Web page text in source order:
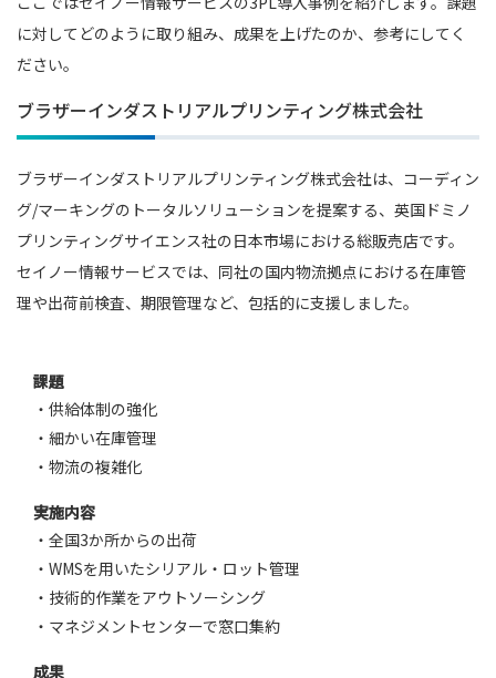
に対してどのように取り組み、成果を上げたのか、参考にしてく
ださい。
ブラザーインダストリアルプリンティング株式会社
ブラザーインダストリアルプリンティング株式会社は、コーディン
グ/マーキングのトータルソリューションを提案する、英国ドミノ
プリンティングサイエンス社の日本市場における総販売店です。
セイノー情報サービスでは、同社の国内物流拠点における在庫管
理や出荷前検査、期限管理など、包括的に支援しました。
課題
・供給体制の強化
・細かい在庫管理
・物流の複雑化
実施内容
・全国3か所からの出荷
・WMSを用いたシリアル・ロット管理
・技術的作業をアウトソーシング
・マネジメントセンターで窓口集約
成果